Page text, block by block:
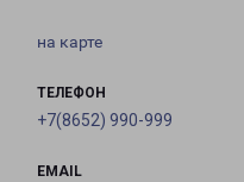
на карте
ТЕЛЕФОН
+7(8652) 990-999
EMAIL